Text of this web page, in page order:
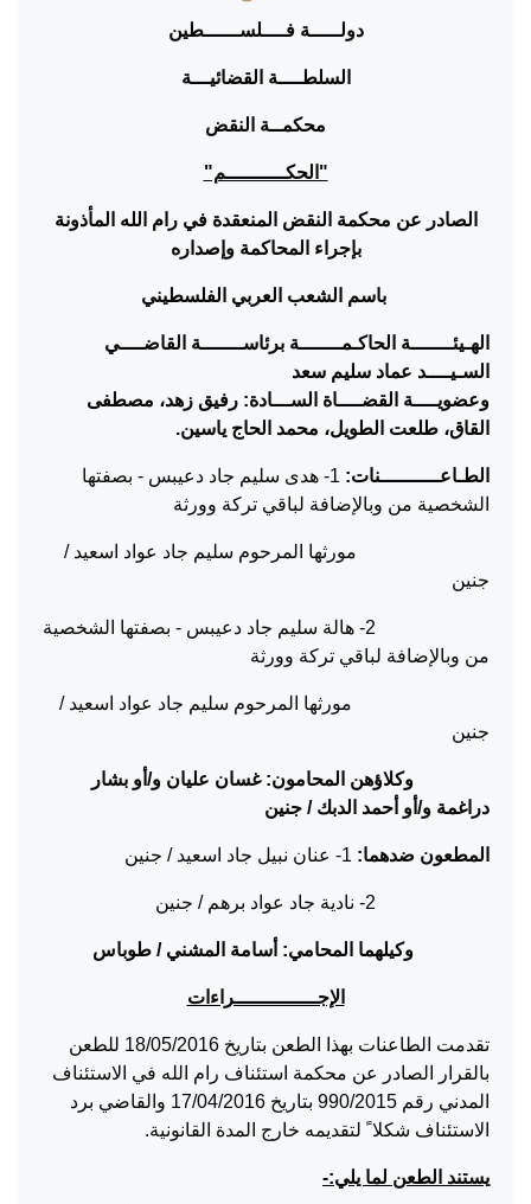
دولـــــة فــــلســــــطين
السلطــــة القضائيـــة
محكمــة النقض
"الحكــــــــــم"
الصادر عن محكمة النقض المنعقدة في رام الله المأذونة
بإجراء المحاكمة وإصداره
باسم الشعب العربي الفلسطيني
الهـيئـــــــة الحاكـمـــــــة برئاســـــــة القاضــــي
السـيــــد عماد سليم سعد
وعضويــــة القضــــاة الســـادة: رفيق زهد، مصطفى
القاق، طلعت الطويل، محمد الحاج ياسين.
الطـاعــــــــــنات:
1- هدى سليم جاد دعيبس - بصفتها
الشخصية من وبالإضافة لباقي تركة وورثة
مورثها المرحوم سليم جاد عواد اسعيد /
جنين
2- هالة سليم جاد دعيبس - بصفتها الشخصية
من وبالإضافة لباقي تركة وورثة
مورثها المرحوم سليم جاد عواد اسعيد /
جنين
وكلاؤهن المحامون: غسان عليان و/أو بشار
دراغمة و/أو أحمد الدبك / جنين
المطعون ضدهما:
وكيلهما المحامي: أسامة المشني / طوباس
الإجــــــــــــــراءات
تقدمت الطاعنات بهذا الطعن بتاريخ 18/05/2016 للطعن
بالقرار الصادر عن محكمة استئناف رام الله في الاستئناف
المدني رقم 990/2015 بتاريخ 17/04/2016 والقاضي برد
الاستئناف شكلا ً لتقديمه خارج المدة القانونية.
يستند الطعن لما يلي:-